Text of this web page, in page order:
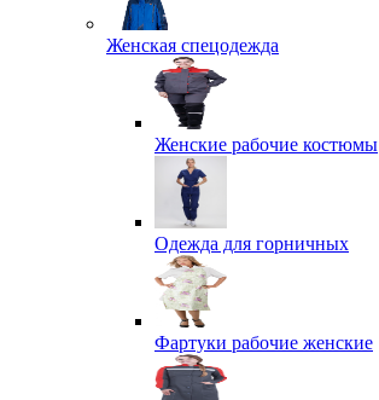
Женская спецодежда
Женские рабочие костюмы
Одежда для горничных
Фартуки рабочие женские